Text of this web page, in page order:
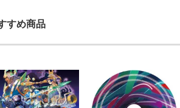
すめ商品